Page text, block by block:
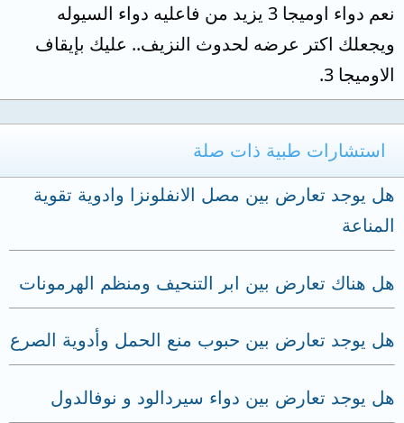
نعم دواء اوميجا 3 يزيد من فاعليه دواء السيوله
ويجعلك اكتر عرضه لحدوث النزيف.. عليك بإيقاف
الاوميجا 3.
استشارات طبية ذات صلة
هل يوجد تعارض بين مصل الانفلونزا وادوية تقوية
المناعة
هل هناك تعارض بين ابر التنحيف ومنظم الهرمونات
هل يوجد تعارض بين حبوب منع الحمل وأدوية الصرع
هل يوجد تعارض بين دواء سيردالود و نوفالدول